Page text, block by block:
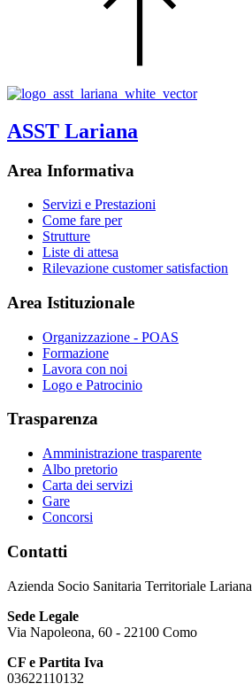
ASST Lariana
Area Informativa
Servizi e Prestazioni
Come fare per
Strutture
Liste di attesa
Rilevazione customer satisfaction
Area Istituzionale
Organizzazione - POAS
Formazione
Lavora con noi
Logo e Patrocinio
Trasparenza
Amministrazione trasparente
Albo pretorio
Carta dei servizi
Gare
Concorsi
Contatti
Azienda Socio Sanitaria Territoriale Lariana
Sede Legale
Via Napoleona, 60 - 22100 Como
CF e Partita Iva
03622110132